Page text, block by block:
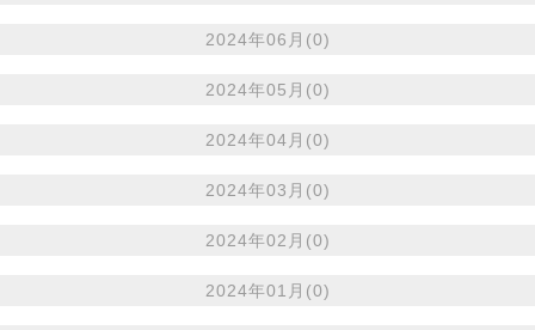
2024年06月(0)
2024年05月(0)
2024年04月(0)
2024年03月(0)
2024年02月(0)
2024年01月(0)